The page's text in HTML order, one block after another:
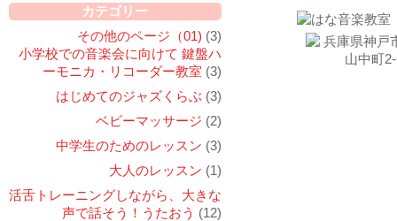
カテゴリー
その他のページ（01) (3)
小学校での音楽会に向けて 鍵盤ハ
ーモニカ・リコーダー教室 (3)
はじめてのジャズくらぶ (3)
ベビーマッサージ (2)
中学生のためのレッスン (3)
大人のレッスン (1)
活舌トレーニングしながら、大きな
声で話そう！うたおう (12)